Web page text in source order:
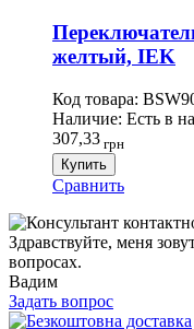
желтый, IEK
Код товара:
Наличие: Есть в
307,33 грн
Купить
Сравнить
Здравствуйте, меня
вопросах.
Вадим
Задать вопрос